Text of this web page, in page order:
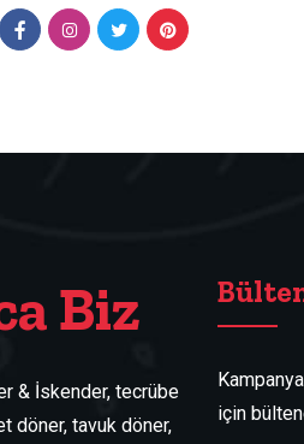
Biz
& İskender, tecrübe
döner, tavuk döner,
için